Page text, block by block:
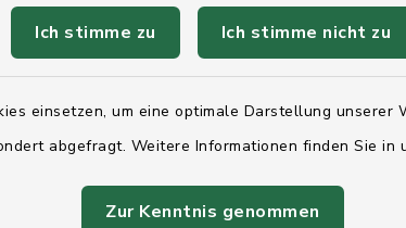
Ich stimme zu Ich stimme nicht zu
einsetzen, um eine optimale Darstellung
abgefragt. Weitere Informationen finden Sie in
Zur Kenntnis genommen
Quicklinks
Ihre
Kreis